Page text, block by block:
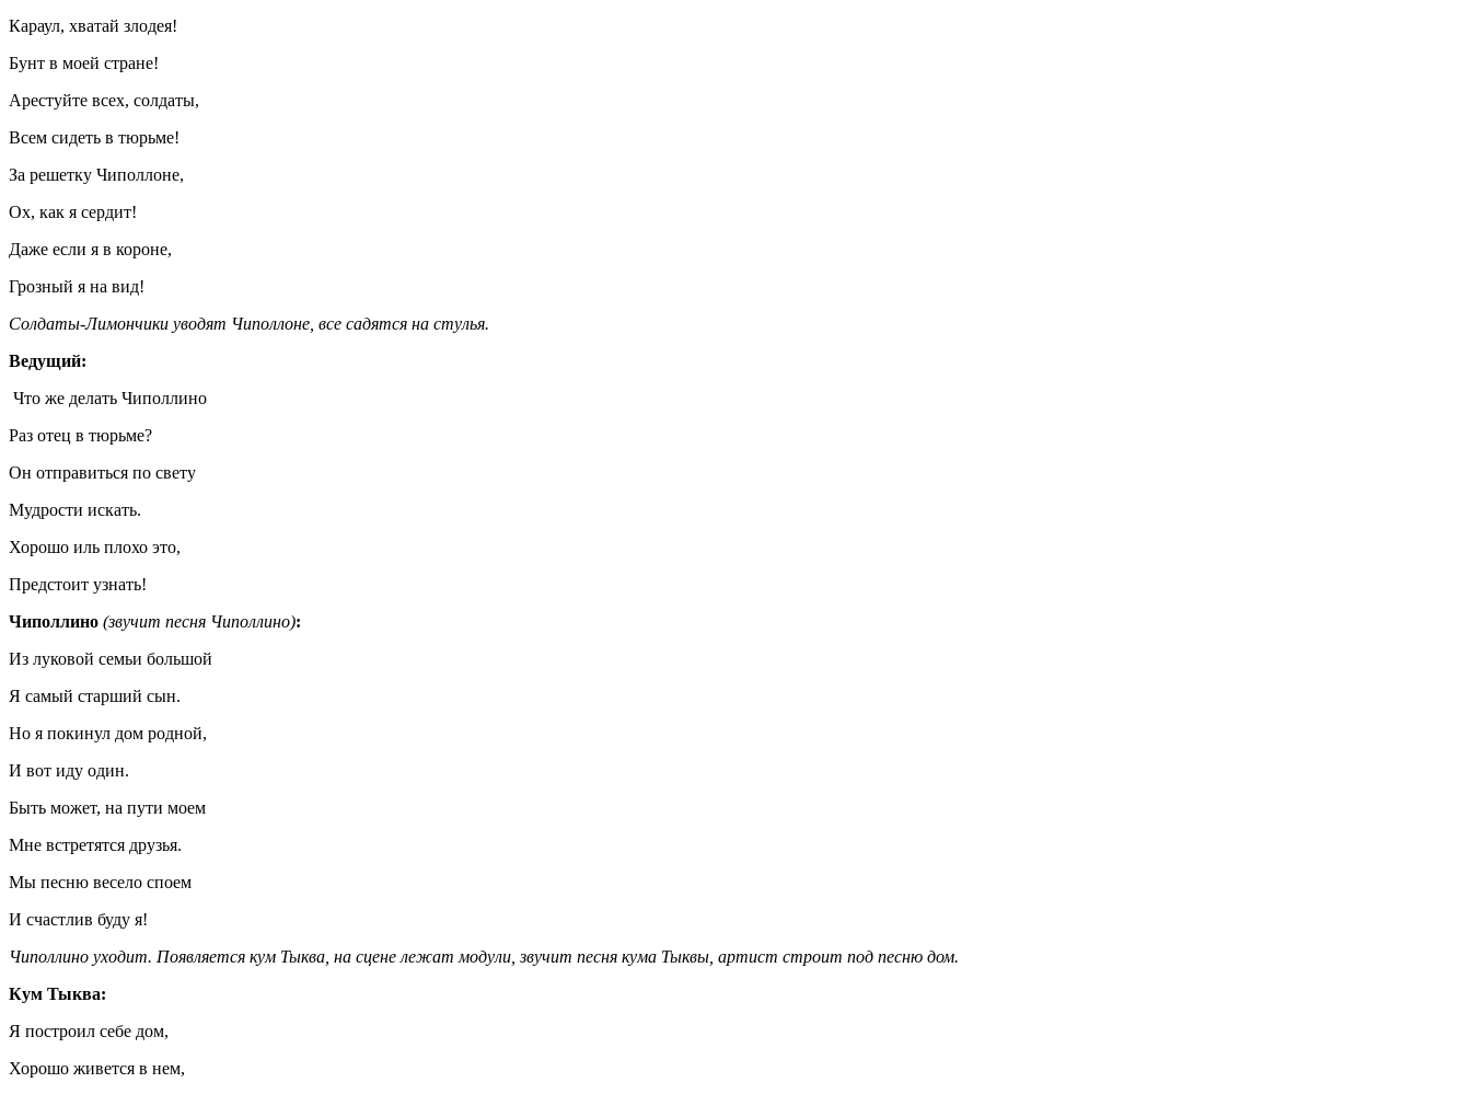
Караул, хватай злодея!
Бунт в моей стране!
Арестуйте всех, солдаты,
Всем сидеть в тюрьме!
За решетку Чиполлоне,
Ох, как я сердит!
Даже если я в короне,
Грозный я на вид!
Солдаты-Лимончики уводят Чиполлоне, все садятся на стулья.
Ведущий:
Что же делать Чиполлино
Раз отец в тюрьме?
Он отправиться по свету
Мудрости искать.
Хорошо иль плохо это,
Предстоит узнать!
Чиполлино (звучит песня Чиполлино):
Из луковой семьи большой
Я самый старший сын.
Но я покинул дом родной,
И вот иду один.
Быть может, на пути моем
Мне встретятся друзья.
Мы песню весело споем
И счастлив буду я!
Чиполлино уходит. Появляется кум Тыква, на сцене лежат модули, звучит песня кума Тыквы, артист строит под песню дом.
Кум Тыква:
Я построил себе дом,
Хорошо живется в нем,